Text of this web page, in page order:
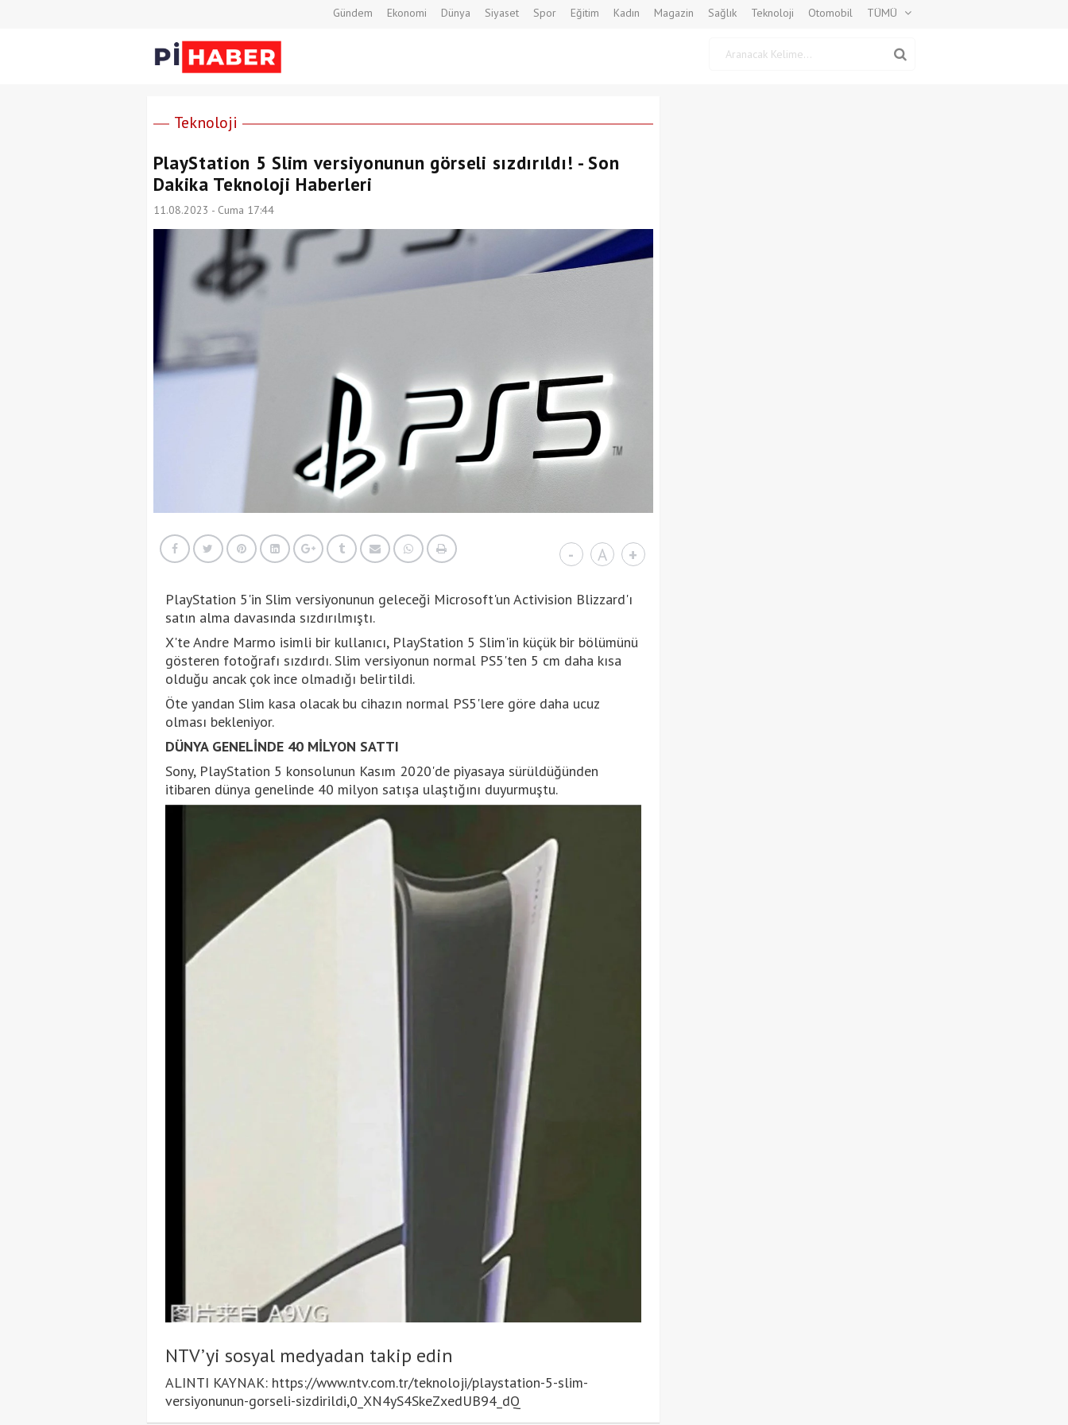
Gündem Ekonomi Dünya Siyaset Spor Eğitim Kadın Magazin Sağlık Teknoloji Otomobil TÜMÜ
Teknoloji
PlayStation 5 Slim versiyonunun görseli sızdırıldı! - Son
Dakika Teknoloji Haberleri
11.08.2023 - Cuma 17:44
- A +
PlayStation 5'in Slim versiyonunun geleceği Microsoft'un Activision Blizzard'ı
satın alma davasında sızdırılmıştı.
X'te Andre Marmo isimli bir kullanıcı, PlayStation 5 Slim'in küçük bir bölümünü
gösteren fotoğrafı sızdırdı. Slim versiyonun normal PS5'ten 5 cm daha kısa
olduğu ancak çok ince olmadığı belirtildi.
Öte yandan Slim kasa olacak bu cihazın normal PS5'lere göre daha ucuz
olması bekleniyor.
DÜNYA GENELİNDE 40 MİLYON SATTI
Sony, PlayStation 5 konsolunun Kasım 2020'de piyasaya sürüldüğünden
itibaren dünya genelinde 40 milyon satışa ulaştığını duyurmuştu.
NTV’yi sosyal medyadan takip edin
ALINTI KAYNAK: https://www.ntv.com.tr/teknoloji/playstation-5-slim-
versiyonunun-gorseli-sizdirildi,0_XN4yS4SkeZxedUB94_dQ